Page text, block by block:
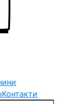
Контакти